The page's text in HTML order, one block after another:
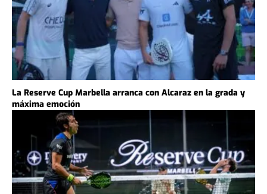
La Reserve Cup Marbella arranca con Alcaraz en la grada y
máxima emoción